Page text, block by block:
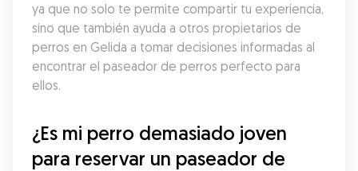
ya que no solo te permite compartir tu experiencia,
sino que también ayuda a otros propietarios de
perros en Gelida a tomar decisiones informadas al
encontrar el paseador de perros perfecto para
ellos.
¿Es mi perro demasiado joven
para reservar un paseador de